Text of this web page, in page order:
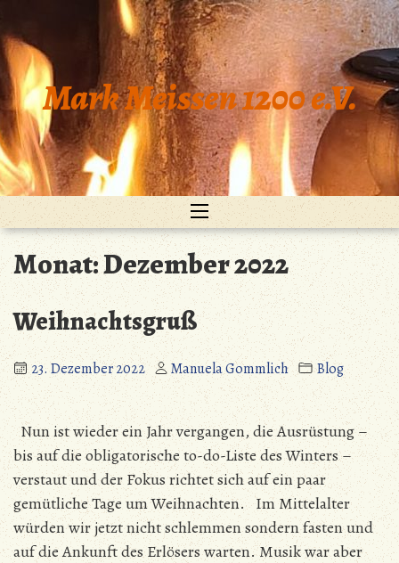
Inhalt
springen
Mark Meissen 1200 e.V.
Monat:Dezember 2022
Weihnachtsgruß
23. Dezember 2022 Manuela Gommlich Blog
Nun ist wieder ein Jahr vergangen, die Ausrüstung –
bis auf die obligatorische to-do-Liste des Winters –
verstaut und der Fokus richtet sich auf ein paar
gemütliche Tage um Weihnachten. Im Mittelalter
würden wir jetzt nicht schlemmen sondern fasten und
auf die Ankunft des Erlösers warten. Musik war aber